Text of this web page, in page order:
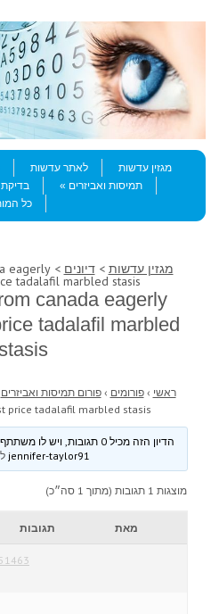
Menu
Skip to content
מגזין עדשות
לאתר עדשות
תמיסות ואביזרים
כל
מגזין עדשות >דיונים eagerly
tadalafil marbled stasis,
canada eagerly
tadalafil marbled
ראשי › פורומים › פורום תמיסות ואביזרים
price tadalafil marbled stasis,
הדיון הזה מכיל 0 תגובות, ויש לו משתתף 1, והוא עודכן לאחרונה ע״י
מוצגות 1 תגובות (מתוך 1 סה״כ)
מאת תגובות